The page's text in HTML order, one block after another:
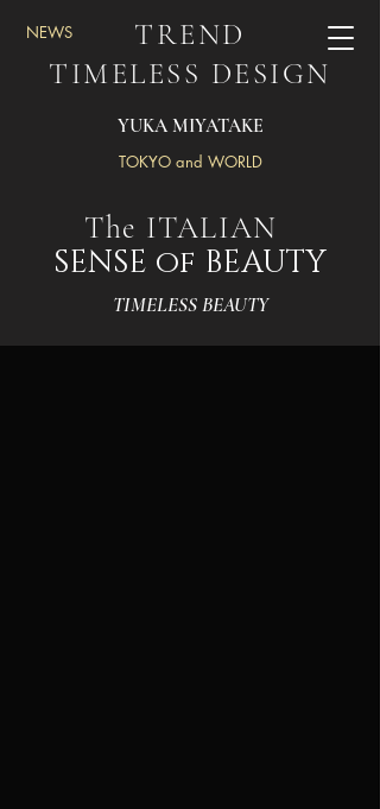
TREND
TIMELESS DESIGN
​NEWS
YUKA MIYATAKE
TOKYO and WORLD
The ITALIAN
SENSE of BEAUTY
TIMELESS BEAUTY